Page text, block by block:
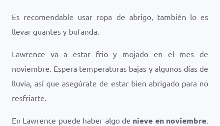
Es recomendable usar ropa de abrigo, también lo es
llevar guantes y bufanda.
Lawrence va a estar frio y mojado en el mes de
noviembre. Espera temperaturas bajas y algunos días de
lluvia, así que asegúrate de estar bien abrigado para no
resfriarte.
En Lawrence puede haber algo de nieve en noviembre.